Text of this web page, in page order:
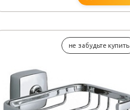
не забудьте купить